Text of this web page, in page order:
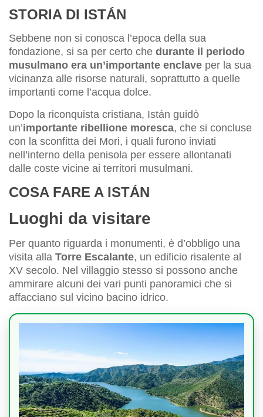
STORIA DI ISTÁN
Sebbene non si conosca l’epoca della sua
fondazione, si sa per certo che durante il periodo
musulmano era un’importante enclave per la sua
vicinanza alle risorse naturali, soprattutto a quelle
importanti come l’acqua dolce.
Dopo la riconquista cristiana, Istán guidò
un’importante ribellione moresca, che si concluse
con la sconfitta dei Mori, i quali furono inviati
nell’interno della penisola per essere allontanati
dalle coste vicine ai territori musulmani.
COSA FARE A ISTÁN
Luoghi da visitare
Per quanto riguarda i monumenti, è d’obbligo una
visita alla Torre Escalante, un edificio risalente al
XV secolo. Nel villaggio stesso si possono anche
ammirare alcuni dei vari punti panoramici che si
affacciano sul vicino bacino idrico.